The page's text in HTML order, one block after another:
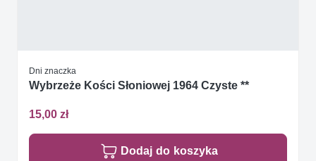
Dni znaczka
Wybrzeże Kości Słoniowej 1964 Czyste **
15,00 zł
Dodaj do koszyka